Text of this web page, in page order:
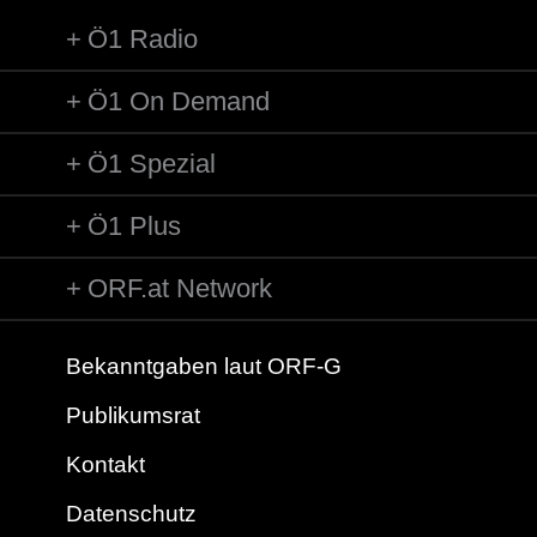
Ö1 Radio
Ö1 On Demand
Ö1 Spezial
Ö1 Plus
ORF.at Network
Bekanntgaben laut ORF-G
Publikumsrat
Kontakt
Datenschutz